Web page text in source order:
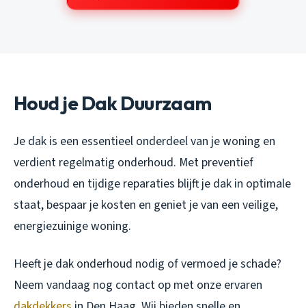
Houd je Dak Duurzaam
Je dak is een essentieel onderdeel van je woning en
verdient regelmatig onderhoud. Met preventief
onderhoud en tijdige reparaties blijft je dak in optimale
staat, bespaar je kosten en geniet je van een veilige,
energiezuinige woning.
Heeft je dak onderhoud nodig of vermoed je schade?
Neem vandaag nog contact op met onze ervaren